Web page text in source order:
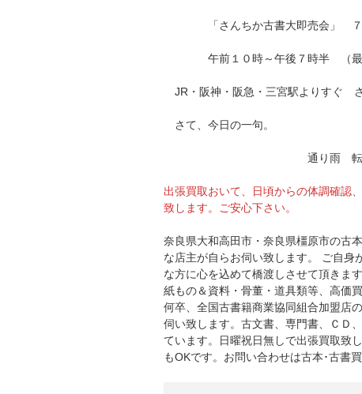
「さんちか古書大即売会」
午前１０時～午後７時半 （最終
JR・阪神・阪急・三宮駅よ
さて、今日の一句。
通り雨 転ぶ夜店
出張買取おいて、日頃からの体調確認
致します。ご安心下さい。
奈良県大和高田市・奈良県橿原市の古
な店主が自らお伺い致します。 ご自身
な方に心を込めて橋渡しさせて頂きま
紙もの＆資料・骨董・道具類等、高価
何卒、全国古書籍商業協同組合加盟店
伺い致します。古文書、専門書、ＣＤ
ています。日曜祝日無しで出張買取致
もOKです。お問い合わせは古本･古書